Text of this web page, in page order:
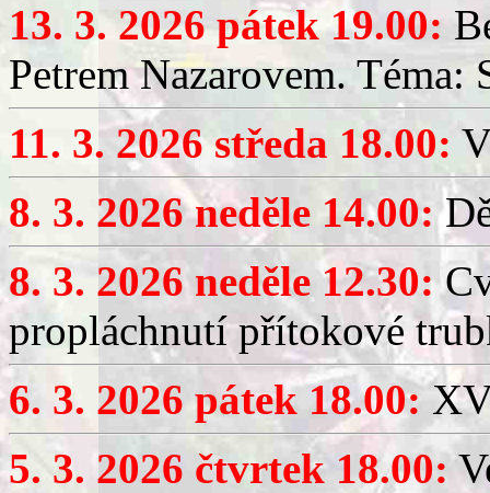
13. 3. 2026 pátek 19.00:
Petrem Nazarovem. Téma:
11. 3. 2026 středa 18.00:
8. 3. 2026 neděle 14.00:
8. 3. 2026 neděle 12.30:
propláchnutí přítokové
6. 3. 2026 pátek 18.00:
5. 3. 2026 čtvrtek 18.00: